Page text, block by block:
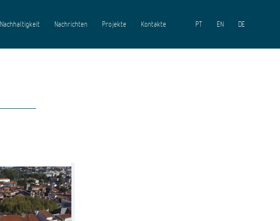
Nachhaltigkeit Nachrichten Projekte Kontakte PT EN DE